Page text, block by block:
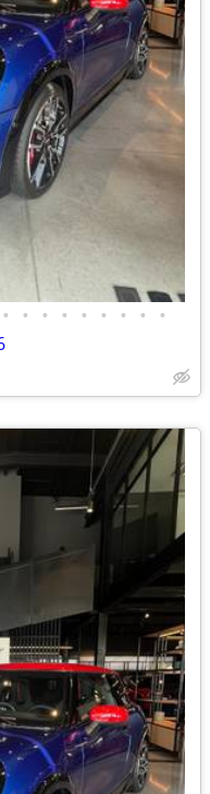
• • • • • • • • •